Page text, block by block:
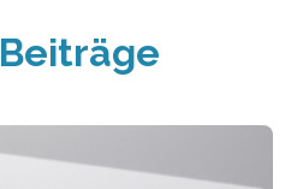
Beiträge